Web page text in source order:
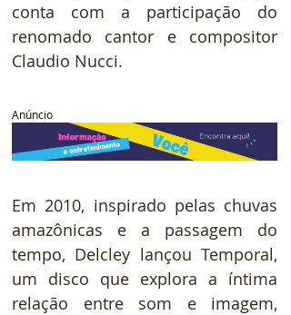
conta com a participação do
renomado cantor e compositor
Claudio Nucci.
Anúncio
Em 2010, inspirado pelas chuvas
amazônicas e a passagem do
tempo, Delcley lançou Temporal,
um disco que explora a íntima
relação entre som e imagem,